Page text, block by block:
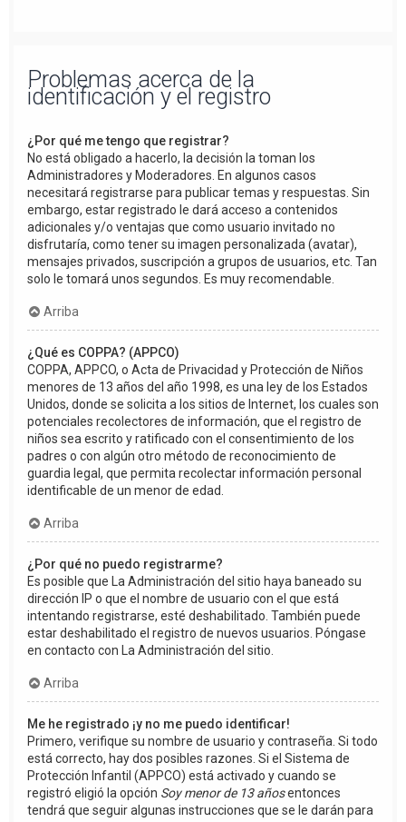
Problemas acerca de la
identificación y el registro
¿Por qué me tengo que registrar?
No está obligado a hacerlo, la decisión la toman los
Administradores y Moderadores. En algunos casos
necesitará registrarse para publicar temas y respuestas. Sin
embargo, estar registrado le dará acceso a contenidos
adicionales y/o ventajas que como usuario invitado no
disfrutaría, como tener su imagen personalizada (avatar),
mensajes privados, suscripción a grupos de usuarios, etc. Tan
solo le tomará unos segundos. Es muy recomendable.
Arriba
¿Qué es COPPA? (APPCO)
COPPA, APPCO, o Acta de Privacidad y Protección de Niños
menores de 13 años del año 1998, es una ley de los Estados
Unidos, donde se solicita a los sitios de Internet, los cuales son
potenciales recolectores de información, que el registro de
niños sea escrito y ratificado con el consentimiento de los
padres o con algún otro método de reconocimiento de
guardia legal, que permita recolectar información personal
identificable de un menor de edad.
Arriba
¿Por qué no puedo registrarme?
Es posible que La Administración del sitio haya baneado su
dirección IP o que el nombre de usuario con el que está
intentando registrarse, esté deshabilitado. También puede
estar deshabilitado el registro de nuevos usuarios. Póngase
en contacto con La Administración del sitio.
Arriba
Me he registrado ¡y no me puedo identificar!
Primero, verifique su nombre de usuario y contraseña. Si todo
está correcto, hay dos posibles razones. Si el Sistema de
Protección Infantil (APPCO) está activado y cuando se
registró eligió la opción Soy menor de 13 añosentonces
tendrá que seguir algunas instrucciones que se le darán para